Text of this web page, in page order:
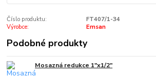
Číslo produktu:
FT407/1-34
Výrobce:
Emsan
Podobné produkty
Mosazná redukce 1"x1/2"